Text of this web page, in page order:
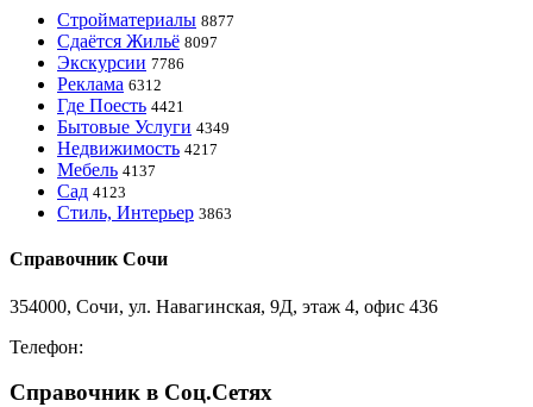
Стройматериалы 8877
Сдаётся Жильё 8097
Экскурсии 7786
Реклама 6312
Где Поесть 4421
Бытовые Услуги 4349
Недвижимость 4217
Мебель 4137
Сад 4123
Стиль, Интерьер 3863
Справочник Сочи
354000, Сочи, ул. Навагинская, 9Д, этаж 4, офис 436
Телефон:
Справочник в Соц.Сетях